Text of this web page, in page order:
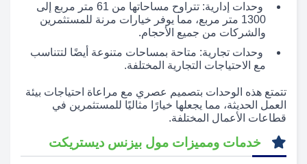
وحدات إدارية: تتراوح مساحاتها من 61 متر مربع إلى
1300 متر مربع، مما يوفر خيارات مرنة للمستثمرين
والشركات من جميع الأحجام.
وحدات تجارية: متاحة بمساحات متنوعة أيضًا لتتناسب
مع الاحتياجات التجارية المختلفة.
تتمتع هذه الوحدات بتصميم عصري مع مراعاة احتياجات بيئة
العمل الحديثة، مما يجعلها خيارًا مثاليًا للمستثمرين في
قطاعات الأعمال المختلفة.
خدمات ومميزات مول بيزنس ديستريكت